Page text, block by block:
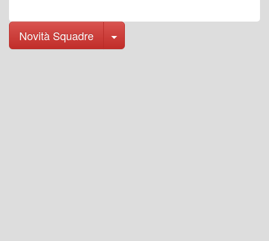
Novità Squadre Toggle Dropdown